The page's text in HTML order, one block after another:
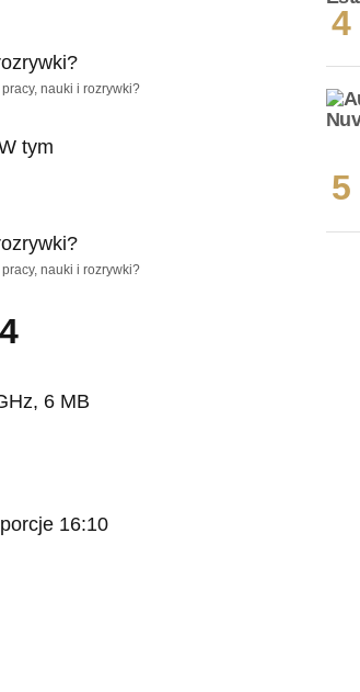
nauki i rozrywki?
tym
nauki i rozrywki?
6 MB
16:10